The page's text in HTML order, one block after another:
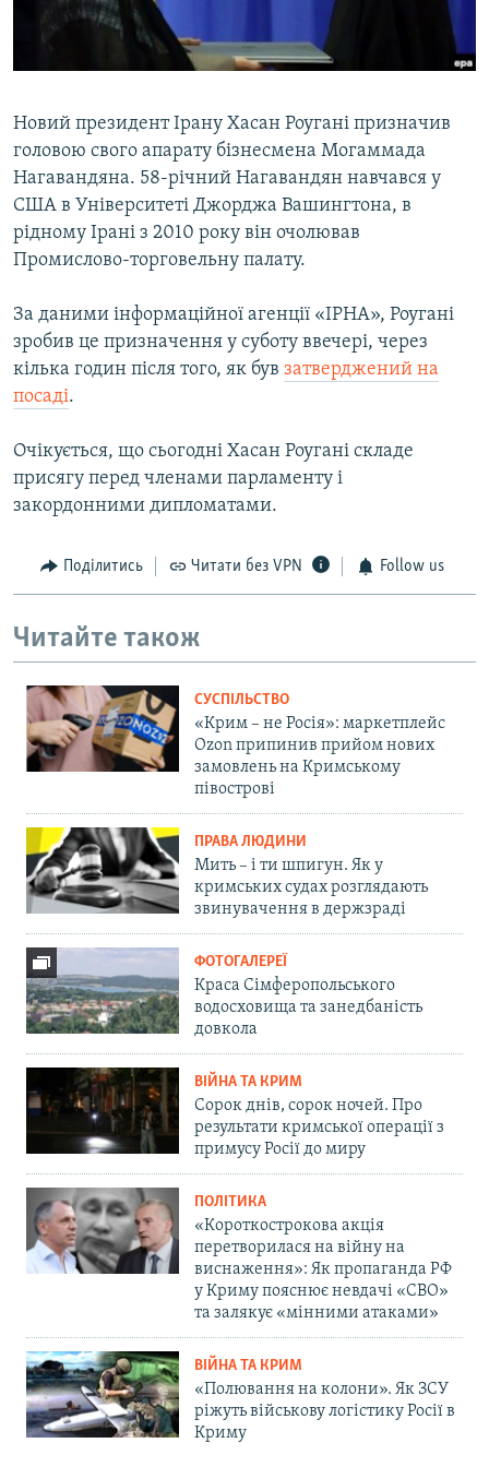
ВІДЕОУРОКИ «ELIFBE»
ІНФОГРАФІКА
Русский
Qırımtatar
ДОЛУЧАЙСЯ!
Усі сайти RFE/RL
Новий президент Ірану Хасан Роугані призначив
головою свого апарату бізнесмена Могаммада
Нагавандяна. 58-річний Нагавандян навчався у
США в Університеті Джорджа Вашингтона, в
рідному Ірані з 2010 року він очолював
Промислово-торговельну палату.
За даними інформаційної агенції «ІРНА», Роугані
зробив це призначення у суботу ввечері, через
кілька годин після того, як був затверджений на
посаді.
Очікується, що сьогодні Хасан Роугані складе
присягу перед членами парламенту і
закордонними дипломатами.
Поділитись Читати без VPN Follow us
Читайте також
СУСПІЛЬСТВО
«Крим – не Росія»: маркетплейс
Ozon припинив прийом нових
замовлень на Кримському
півострові
ПРАВА ЛЮДИНИ
Мить – і ти шпигун. Як у
кримських судах розглядають
звинувачення в держзраді
ФОТОГАЛЕРЕЇ
Краса Сімферопольського
водосховища та занедбаність
довкола
ВІЙНА ТА КРИМ
Сорок днів, сорок ночей. Про
результати кримської операції з
примусу Росії до миру
ПОЛІТИКА
«Короткострокова акція
перетворилася на війну на
виснаження»: Як пропаганда РФ
у Криму пояснює невдачі «СВО»
та залякує «мінними атаками»
ВІЙНА ТА КРИМ
«Полювання на колони». Як ЗСУ
ріжуть військову логістику Росії в
Криму